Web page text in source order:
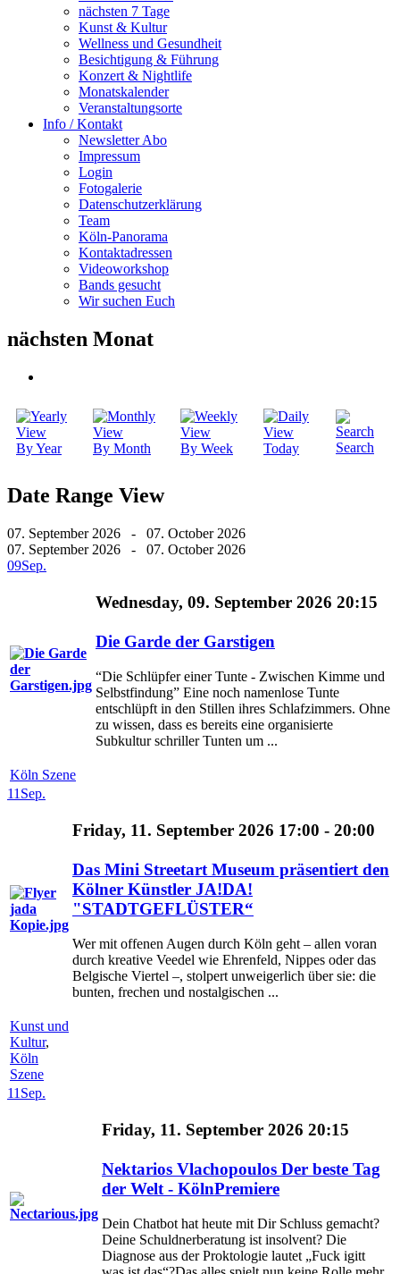
nächsten 7 Tage
Kunst & Kultur
Wellness und Gesundheit
Besichtigung & Führung
Konzert & Nightlife
Monatskalender
Veranstaltungsorte
Info / Kontakt
Newsletter Abo
Impressum
Login
Fotogalerie
Datenschutzerklärung
Team
Köln-Panorama
Kontaktadressen
Videoworkshop
Bands gesucht
Wir suchen Euch
nächsten Monat
By Year By Month By Week Today Search
Date Range View
07. September 2026 - 07. October 2026
07. September 2026 - 07. October 2026
09Sep.
Wednesday, 09. September 2026 20:15
Die Garde der Garstigen
“Die Schlüpfer einer Tunte - Zwischen Kimme und
Selbstfindung” Eine noch namenlose Tunte
entschlüpft in den Stillen ihres Schlafzimmers. Ohne
zu wissen, dass es bereits eine organisierte
Subkultur schriller Tunten um ...
Köln Szene
11 Sep.
Friday, 11. September 2026 17:00 - 20:00
Das Mini Streetart Museum präsentiert den
Kölner Künstler JA!DA!
"STADTGEFLÜSTER“
Wer mit offenen Augen durch Köln geht – allen voran
durch kreative Veedel wie Ehrenfeld, Nippes oder das
Belgische Viertel –, stolpert unweigerlich über sie: die
bunten, frechen und nostalgischen ...
Kunst und
Kultur,
Köln
Szene
11 Sep.
Friday, 11. September 2026 20:15
Nektarios Vlachopoulos Der beste Tag
der Welt - KölnPremiere
Dein Chatbot hat heute mit Dir Schluss gemacht?
Deine Schuldnerberatung ist insolvent? Die
Diagnose aus der Proktologie lautet „Fuck igitt